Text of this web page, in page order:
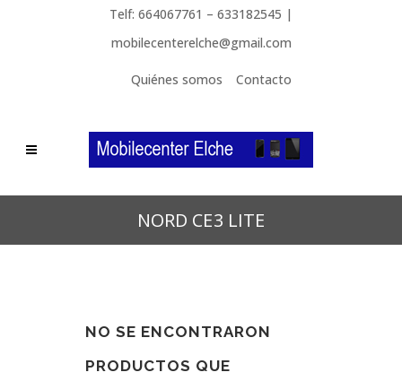
Telf: 664067761 – 633182545 |
mobilecenterelche@gmail.com
Quiénes somos Contacto
NORD CE3 LITE
NO SE ENCONTRARON
PRODUCTOS QUE